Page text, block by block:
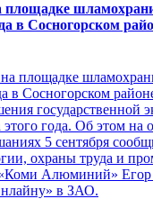
площадке
в Сосногорском
площадке
в Сосногорском
государственной
этого года. Об этом на
5 сентября
охраны труда и
«Коми Алюминий»
в ЗАО.